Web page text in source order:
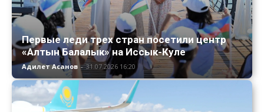
Первые леди трех стран посетили центр
«Алтын Балалык» на Иссык-Куле
Адилет Асанов - 31.07.2026 16:20